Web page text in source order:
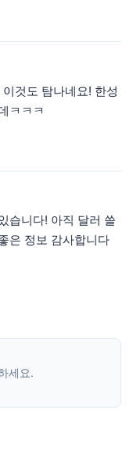
것도 탐나네요! 한성
ㅋㅋㅋ
습니다! 아직 달러 쓸
은 정보 감사합니다
세요.